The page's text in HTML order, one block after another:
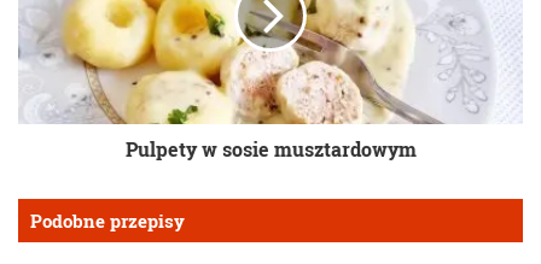
Pulpety w sosie musztardowym
Podobne przepisy